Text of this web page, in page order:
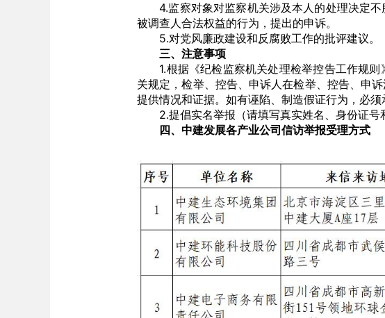
4.监察对象对监察机关涉及本人的处理决定不
被调查人合法权益的行为，提出的申诉。
5.对党风廉政建设和反腐败工作的批评建议。
三、注意事项
1.根据《纪检监察机关处理检举控告工作规则
关规定，检举、控告、申诉人在检举、控告、申
提供情况和证据。如有诬陷、制造假证行为，必须
2.提倡实名举报（请填写真实姓名、身份证号
四、中建发展各产业公司信访举报受理方式